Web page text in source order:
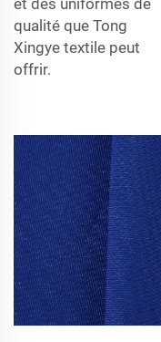
qualité que Tong
Xingye textile peut
offrir.